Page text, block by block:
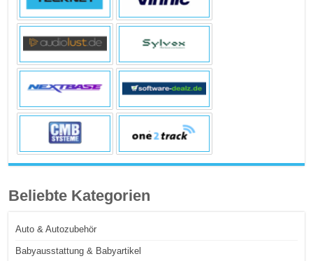
Beliebte Kategorien
Auto & Autozubehör
Babyausstattung & Babyartikel